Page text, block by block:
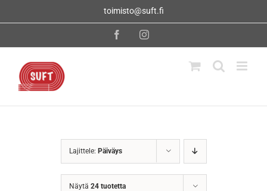
toimisto@suft.fi
FacebookInstagram
Lajittele: Päiväys
Näytä 24 tuotetta